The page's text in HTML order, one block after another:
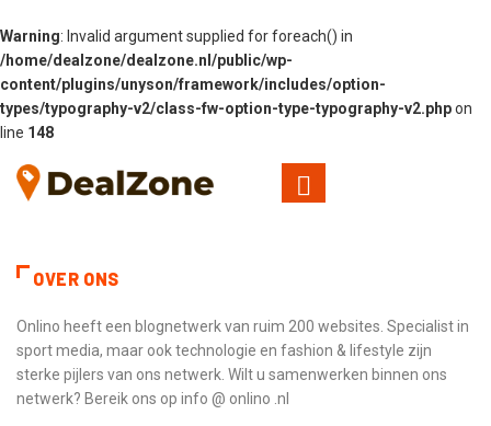
Warning: Invalid argument supplied for foreach() in
/home/dealzone/dealzone.nl/public/wp-
content/plugins/unyson/framework/includes/option-
types/typography-v2/class-fw-option-type-typography-v2.phpon
line 148
OVER ONS
Onlino heeft een blognetwerk van ruim 200 websites. Specialist in
sport media, maar ook technologie en fashion & lifestyle zijn
sterke pijlers van ons netwerk. Wilt u samenwerken binnen ons
netwerk? Bereik ons op info @ onlino .nl